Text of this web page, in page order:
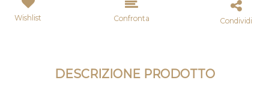
Wishlist Confronta Condividi
DESCRIZIONE PRODOTTO